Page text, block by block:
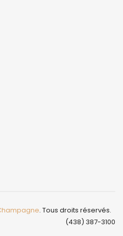
. Tous droits réservés.
(438) 387-3100